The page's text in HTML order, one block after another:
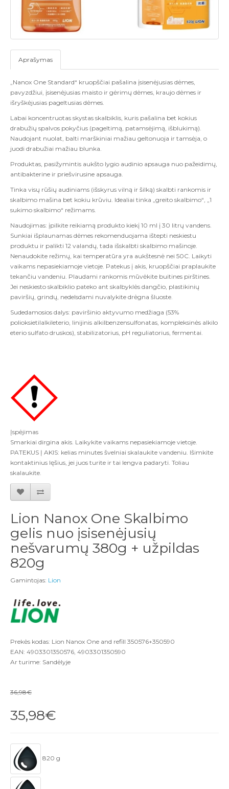
Aprašymas
„Nanox One Standard“ kruopščiai pašalina įsisenėjusias dėmes,
pavyzdžiui, įsisenėjusias maisto ir gėrimų dėmes, kraujo dėmes ir
išryškėjusias pageltusias dėmes.
Labai koncentruotas skystas skalbiklis, kuris pašalina bet kokius
drabužių spalvos pokyčius (pageltimą, patamsėjimą, išblukimą).
Naudojant nuolat, balti marškiniai mažiau geltonuoja ir tamsėja, o
juodi drabužiai mažiau blunka.
Produktas, pasižymintis aukšto lygio audinio apsauga nuo pažeidimų,
antibakterine ir priešvirusine apsauga.
Tinka visų rūšių audiniams (išskyrus vilną ir šilką) skalbti rankomis ir
skalbimo mašina bet kokiu krūviu. Idealiai tinka „greito skalbimo“, „1
sukimo skalbimo“ režimams.
Naudojimas: įpilkite reikiamą produkto kiekį 10 ml į 30 litrų vandens.
Sunkiai išplaunamas dėmes rekomenduojama ištepti neskiestu
produktu ir palikti 12 valandų, tada išskalbti skalbimo mašinoje.
Nenaudokite režimų, kai temperatūra yra aukštesnė nei 50C. Laikyti
vaikams nepasiekiamoje vietoje. Patekus į akis, kruopščiai praplaukite
tekančiu vandeniu. Plaudami rankomis mūvėkite buitines pirštines.
Jei neskiesto skalbiklio pateko ant skalbyklės dangčio, plastikinių
paviršių, grindų, nedelsdami nuvalykite drėgna šluoste.
Sudedamosios dalys: paviršinio aktyvumo medžiaga (53%
polioksietilalkileterio, linijinis alkilbenzensulfonatas, kompleksinės alkilo
eterio sulfato druskos), stabilizatorius, pH reguliatorius, fermentai.
Įspėjimas
Smarkiai dirgina akis. Laikykite vaikams nepasiekiamoje vietoje.
PATEKUS Į AKIS: kelias minutes švelniai skalaukite vandeniu. Išimkite
kontaktinius lęšius, jei juos turite ir tai lengva padaryti. Toliau
skalaukite.
Lion Nanox One Skalbimo
gelis nuo įsisenėjusių
nešvarumų 380g + užpildas
820g
Gamintojas: Lion
Prekės kodas: Lion Nanox One and refill 350576+350590
EAN: 4903301350576, 4903301350590
Ar turime: Sandėlyje
36,98€
35,98€
820 g